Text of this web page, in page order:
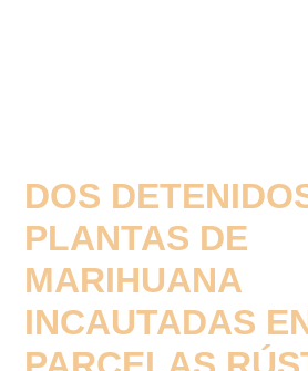
DOS
PLANTAS DE
MARIHUANA
INCAUTADAS